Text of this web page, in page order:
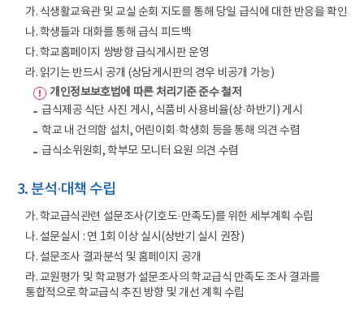
가. 식생활교육관 및 교실 순회 지도를 통해 당일 급식에 대한 반응을 확인
나. 학생들과 대화를 통해 급식 피드백
다. 학교홈페이지 쌍방향 급식게시판 운영
라. 읽기는 반드시 공개 (상담게시판의 경우 비공개 가능)
개인정보보호법에 따른 처리기준 준수 철저
급식제공 식단 사진 게시, 식품비 사용비율(상·하반기) 게시
학교 내 건의함 설치, 어린이회·학생회 등을 통해 의견 수렴
급식소위원회, 학부모 모니터 요원 의견 수렴
3. 분석·대책 수립
가. 학교급식관련 설문조사(기호도·만족도)를 위한 세부계획 수립
나. 설문실시 : 연 1회 이상 실시(상반기 실시 권장)
다. 설문조사 결과분석 및 홈페이지 공개
라. 교원평가 및 학교평가 설문조사의 학교급식 만족도 조사 결과를
통합적으로 학교급식 추진 방향 및 개선 계획 수립